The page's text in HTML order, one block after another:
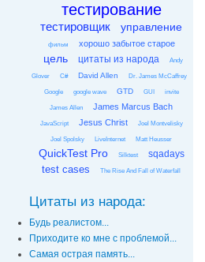
тестирование
тестировщик управление
фильм хорошо забытое старое
цель цитаты из народа Andy
Glover C# David Allen Dr. James McCaffrey
Google google wave GTD GUI invite
James Allen James Marcus Bach
JavaScript Jesus Christ Joel Montvelisky
Joel Spolsky LiveInternet Matt Heusser
QuickTest Pro Silktest sqadays
test cases The Rise And Fall of Waterfall
Цитаты из народа:
Будь реалистом...
Приходите ко мне с проблемой...
Самая острая память...